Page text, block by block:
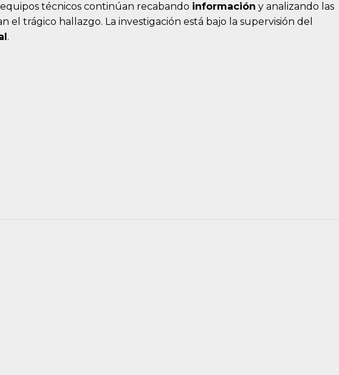
técnicos continúan recabando información y analizando las
el trágico hallazgo. La investigación está bajo la supervisión del
.